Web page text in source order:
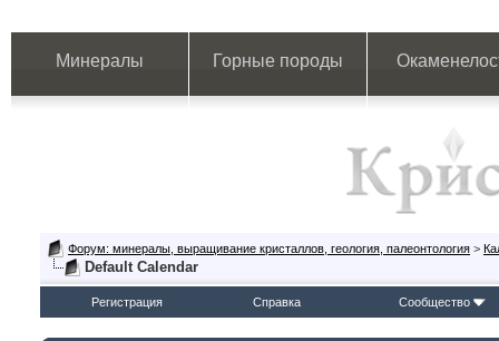
Минералы Горные породы
Форум: минералы, выращивание кристаллов, геология, палеонтология >
Default Calendar
Регистрация Справка Сообщество